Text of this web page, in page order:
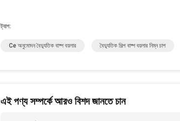
ট্যাগ:
Ce অনুমোদন বৈদ্যুতিক বাষ্প বয়লার বৈদ্যুতিক শিল্প বাষ্প বয়লার নিম্ন চাপ
এই পণ্য সম্পর্কে আরও বিশদ জানতে চান